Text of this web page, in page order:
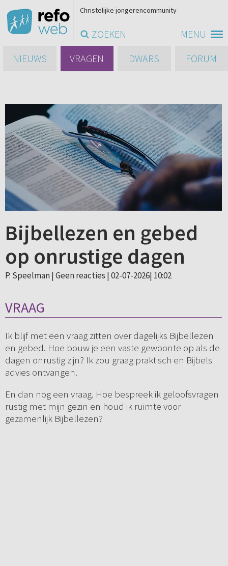
MENU
Christelijke jongerencommunity
ZOEKEN
NIEUWS
VRAGEN DWARS FORUM
Bijbellezen en gebed
op onrustige dagen
P. Speelman | Geen reacties | 02-07-2026| 10:02
VRAAG
Ik blijf met een vraag zitten over dagelijks Bijbellezen
en gebed. Hoe bouw je een vaste gewoonte op als de
dagen onrustig zijn? Ik zou graag praktisch en Bijbels
advies ontvangen.
En dan nog een vraag. Hoe bespreek ik geloofsvragen
rustig met mijn gezin en houd ik ruimte voor
gezamenlijk Bijbellezen?